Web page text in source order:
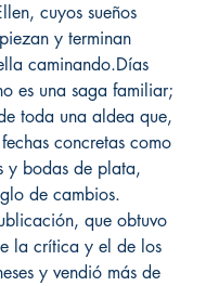
cuyos sueños
y terminan
caminando.Días
es una saga familiar;
toda una aldea que,
concretas como
y bodas de plata,
de cambios.
que obtuvo
la crítica y el de los
y vendió más de